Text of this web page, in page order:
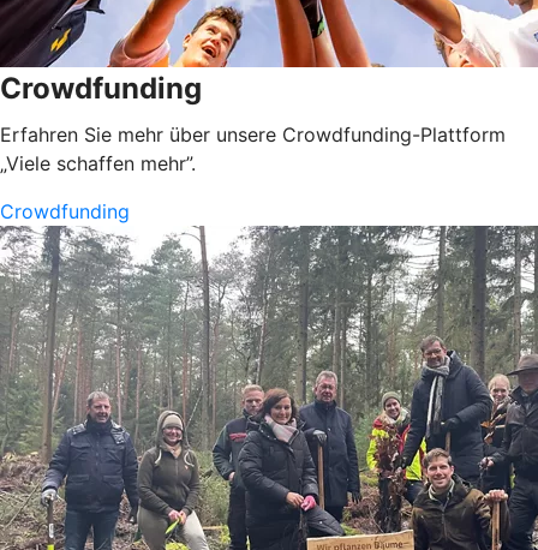
Crowdfunding
Erfahren Sie mehr über unsere Crowdfunding-Plattform
„Viele schaffen mehr”.
Crowdfunding